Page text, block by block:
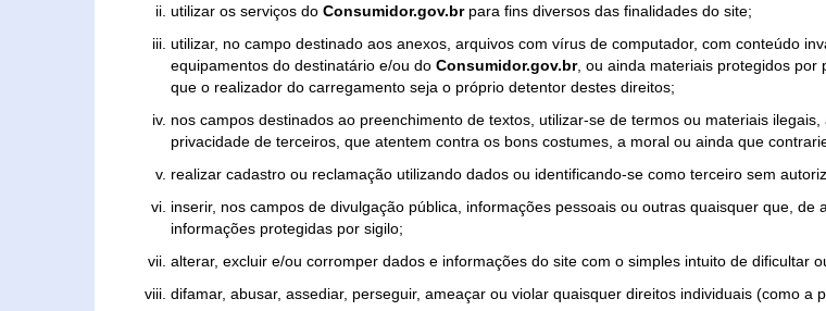
utilizar os serviços do Consumidor.gov.brpara fins diversos das finalidades do site;
utilizar, no campo destinado aos anexos, arquivos com vírus de computador, com conteúdo
equipamentos do destinatário e/ou do Consumidor.gov.br, ou ainda materiais protegidos por
que o realizador do carregamento seja o próprio detentor destes direitos;
nos campos destinados ao preenchimento de textos, utilizar-se de termos ou materiais
privacidade de terceiros, que atentem contra os bons costumes, a moral ou ainda que
realizar cadastro ou reclamação utilizando dados ou identificando-se como terceiro sem
inserir, nos campos de divulgação pública, informações pessoais ou outras quaisquer que,
informações protegidas por sigilo;
alterar, excluir e/ou corromper dados e informações do site com o simples intuito de dificultar
difamar, abusar, assediar, perseguir, ameaçar ou violar quaisquer direitos individuais (como a